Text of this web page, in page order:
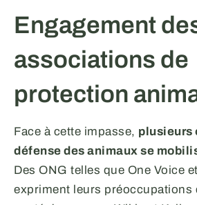
Engagement
associations de
protection
Face à cette impasse, plusieurs
défense des animaux se
Des ONG telles que One Voice
expriment leurs préoccupations